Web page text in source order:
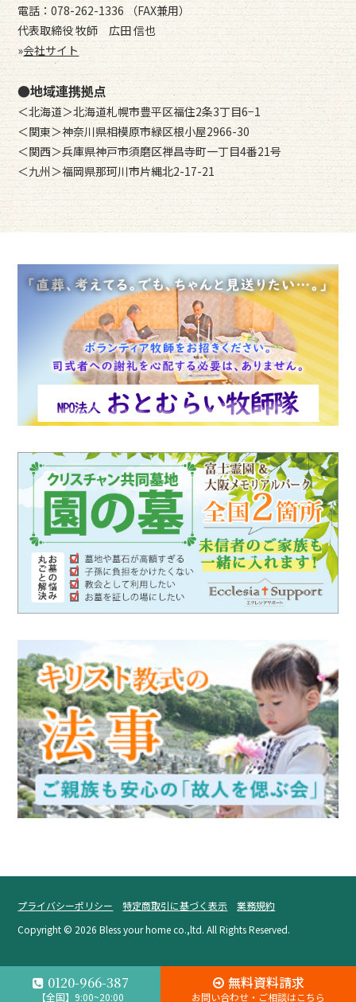
0120-966-387
【全国】9:00~20:00
無料資料請求
お問い合わせ・ご相談はこちら
電話：078-262-1336 （FAX兼用）
代表取締役 牧師 広田 信也
»会社サイト
●地域連携拠点
＜北海道＞北海道札幌市豊平区福住2条3丁目6−1
＜関東＞神奈川県相模原市緑区根小屋2966-30
＜関西＞兵庫県神戸市須磨区禅昌寺町一丁目4番21号
＜九州＞福岡県那珂川市片縄北2-17-21
プライバシーポリシー 特定商取引に基づく表示
業務規約
Copyright © 2026 Bless your home co.,ltd. All Rights Reserved.